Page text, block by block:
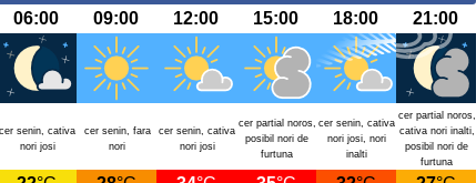
06:00 09:00 12:00 15:00 18:00 21:00
cer senin, cativa
nori josi
cer senin, fara
nori
cer senin, cativa
nori josi
cer partial noros,
posibil nori de
furtuna
cer senin, cativa
nori josi, nori
inalti
cer partial noros,
cativa nori inalti,
posibil nori de
furtuna